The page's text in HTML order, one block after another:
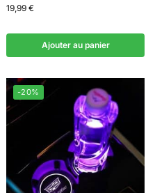
19,99 €
Ajouter au panier
-20%